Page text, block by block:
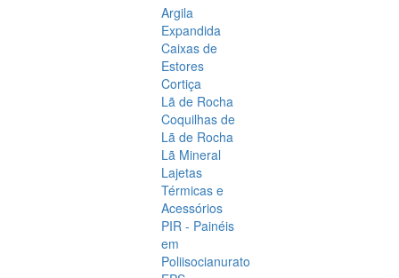
Argila
Expandida
Caixas de
Estores
Cortiça
Lã de Rocha
Coquilhas de
Lã de Rocha
Lã Mineral
Lajetas
Térmicas e
Acessórios
PIR - Painéis
em
Poliisocianurato